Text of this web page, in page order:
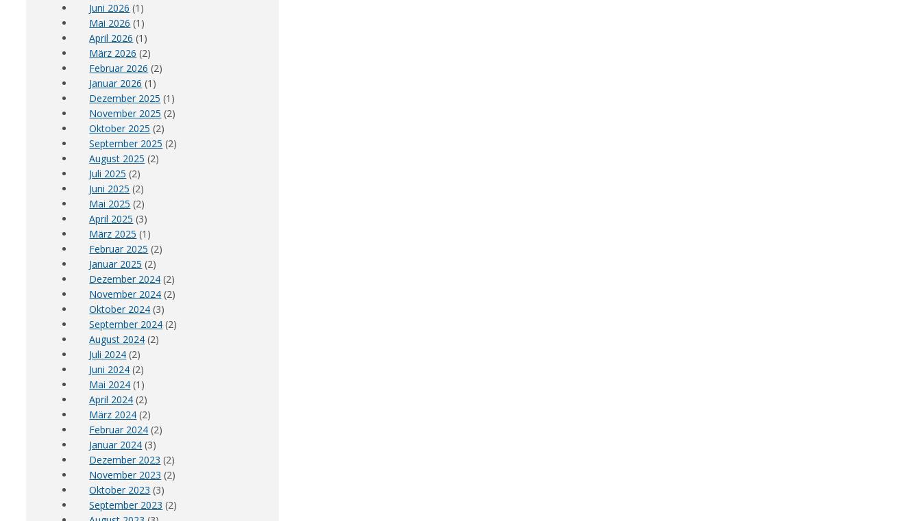
Juni 2026 (1)
Mai 2026 (1)
April 2026 (1)
März 2026 (2)
Februar 2026 (2)
Januar 2026 (1)
Dezember 2025 (1)
November 2025 (2)
Oktober 2025 (2)
September 2025 (2)
August 2025 (2)
Juli 2025 (2)
Juni 2025 (2)
Mai 2025 (2)
April 2025 (3)
März 2025 (1)
Februar 2025 (2)
Januar 2025 (2)
Dezember 2024 (2)
November 2024 (2)
Oktober 2024 (3)
September 2024 (2)
August 2024 (2)
Juli 2024 (2)
Juni 2024 (2)
Mai 2024 (1)
April 2024 (2)
März 2024 (2)
Februar 2024 (2)
Januar 2024 (3)
Dezember 2023 (2)
November 2023 (2)
Oktober 2023 (3)
September 2023 (2)